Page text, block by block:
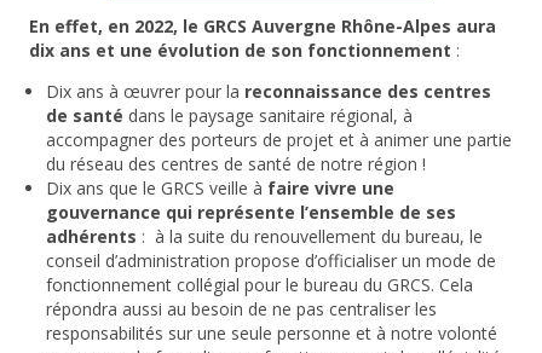
En effet, en 2022, le GRCS Auvergne Rhône-Alpes aura
dix ans et une évolution de son fonctionnement :
Dix ans à œuvrer pour la reconnaissance des centres
de santé dans le paysage sanitaire régional, à
accompagner des porteurs de projet et à animer une partie
du réseau des centres de santé de notre région !
Dix ans que le GRCS veille à faire vivre une
gouvernance qui représente l’ensemble de ses
adhérents : à la suite du renouvellement du bureau, le
conseil d’administration propose d’officialiser un mode de
fonctionnement collégial pour le bureau du GRCS. Cela
répondra aussi au besoin de ne pas centraliser les
responsabilités sur une seule personne et à notre volonté